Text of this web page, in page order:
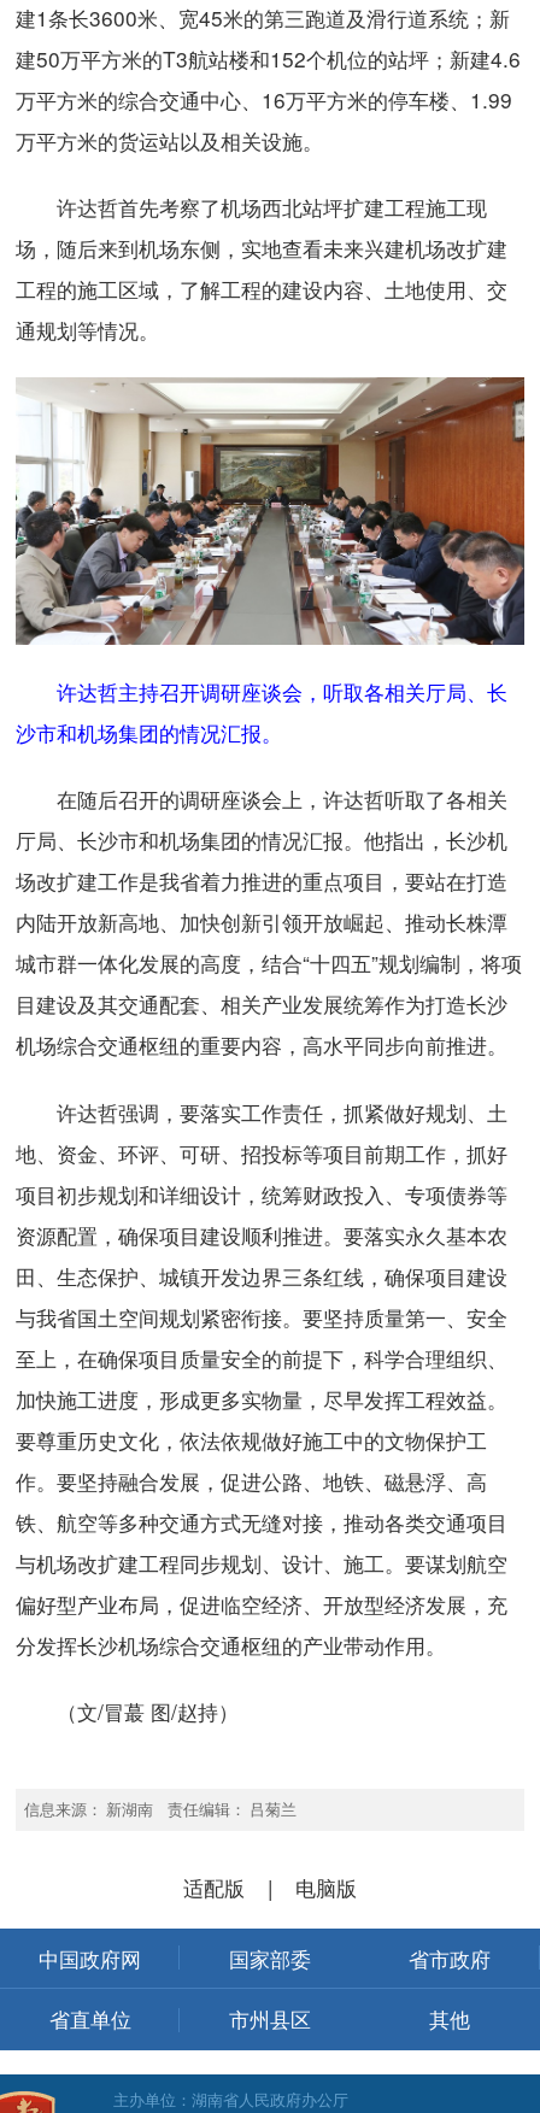
建1条长3600米、宽45米的第三跑道及滑行道系统；新
建50万平方米的T3航站楼和152个机位的站坪；新建4.6
万平方米的综合交通中心、16万平方米的停车楼、1.99
万平方米的货运站以及相关设施。
许达哲首先考察了机场西北站坪扩建工程施工现
场，随后来到机场东侧，实地查看未来兴建机场改扩建
工程的施工区域，了解工程的建设内容、土地使用、交
通规划等情况。
许达哲主持召开调研座谈会，听取各相关厅局、长
沙市和机场集团的情况汇报。
在随后召开的调研座谈会上，许达哲听取了各相关
厅局、长沙市和机场集团的情况汇报。他指出，长沙机
场改扩建工作是我省着力推进的重点项目，要站在打造
内陆开放新高地、加快创新引领开放崛起、推动长株潭
城市群一体化发展的高度，结合“十四五”规划编制，将项
目建设及其交通配套、相关产业发展统筹作为打造长沙
机场综合交通枢纽的重要内容，高水平同步向前推进。
许达哲强调，要落实工作责任，抓紧做好规划、土
地、资金、环评、可研、招投标等项目前期工作，抓好
项目初步规划和详细设计，统筹财政投入、专项债券等
资源配置，确保项目建设顺利推进。要落实永久基本农
田、生态保护、城镇开发边界三条红线，确保项目建设
与我省国土空间规划紧密衔接。要坚持质量第一、安全
至上，在确保项目质量安全的前提下，科学合理组织、
加快施工进度，形成更多实物量，尽早发挥工程效益。
要尊重历史文化，依法依规做好施工中的文物保护工
作。要坚持融合发展，促进公路、地铁、磁悬浮、高
铁、航空等多种交通方式无缝对接，推动各类交通项目
与机场改扩建工程同步规划、设计、施工。要谋划航空
偏好型产业布局，促进临空经济、开放型经济发展，充
分发挥长沙机场综合交通枢纽的产业带动作用。
（文/冒蕞 图/赵持）
信息来源： 新湖南 责任编辑： 吕菊兰
适配版 | 电脑版
中国政府网 国家部委 省市政府
省直单位 市州县区 其他
主办单位：湖南省人民政府办公厅